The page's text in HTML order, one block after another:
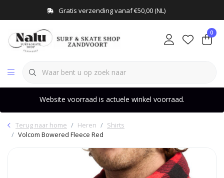
Gratis verzending vanaf €50,00 (NL)
0
Website voorraad is actuele winkel voorraad.
Terug naar home Heren
Shirts
Volcom Bowered Fleece Red